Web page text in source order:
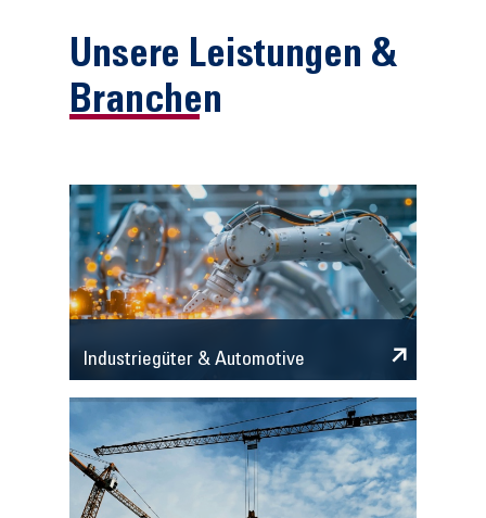
Unsere Leistungen &
Branchen
Industriegüter & Automotive